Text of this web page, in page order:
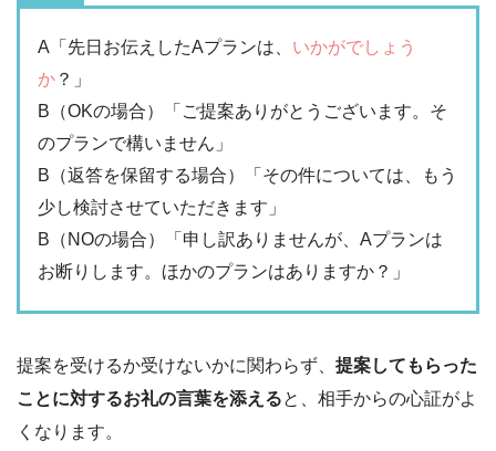
A「先日お伝えしたAプランは、 いかがでしょう
か ？」
B（OKの場合）「ご提案ありがとうございます。そ
のプランで構いません」
B（返答を保留する場合）「その件については、もう
少し検討させていただきます」
B（NOの場合）「申し訳ありませんが、Aプランは
お断りします。ほかのプランはありますか？」
提案を受けるか受けないかに関わらず、 提案してもらった
ことに対するお礼の言葉を添えると、相手からの心証がよ
くなります。